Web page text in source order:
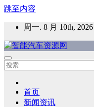
跳至内容
周一. 8 月 10th, 2026
智能汽车资源网
智能表面，智能内饰，
首页
新闻资讯